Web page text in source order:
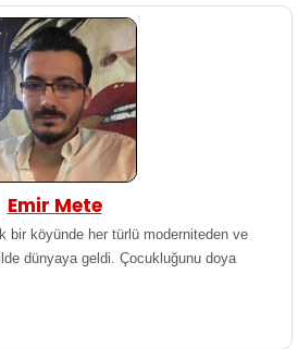
Emir Mete
bir köyünde her türlü moderniteden ve
dünyaya geldi. Çocukluğunu doya